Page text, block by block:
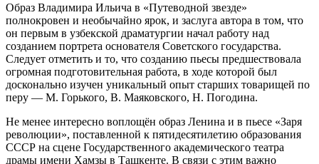
Образ Владимира Ильича в «Путеводной звезде»
полнокровен и необычайно ярок, и заслуга автора в том, что
он первым в узбекской драматургии начал работу над
созданием портрета основателя Советского государства.
Следует отметить и то, что созданию пьесы предшествовала
огромная подготовительная работа, в ходе которой был
досконально изучен уникальный опыт старших товарищей по
перу — М. Горького, В. Маяковского, Н. Погодина.
Не менее интересно воплощён образ Ленина и в пьесе «Заря
революции», поставленной к пятидесятилетию образования
СССР на сцене Государственного академического театра
драмы имени Хамзы в Ташкенте. В связи с этим важно